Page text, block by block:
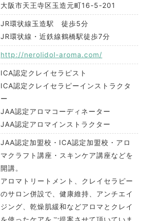
大阪市天王寺区玉造元町16-5-201
JR環状線玉造駅 徒歩5分
JR環状線・近鉄線鶴橋駅徒歩7分
http://nerolidol-aroma.com/
ICA認定クレイセラピスト
ICA認定クレイセラピーインストラクタ
ー
JAA認定アロマコーディネーター
JAA認定アロマインストラクター
JAA認定加盟校・ICA認定加盟校・アロ
マクラフト講座・スキンケア講座などを
開講。
アロマトリートメント、クレイセラピー
のサロン併設で、健康維持、アンチエイ
ジング、乾燥肌緩和などアロマとクレイ
を使ったケアをご提案させて頂いていま